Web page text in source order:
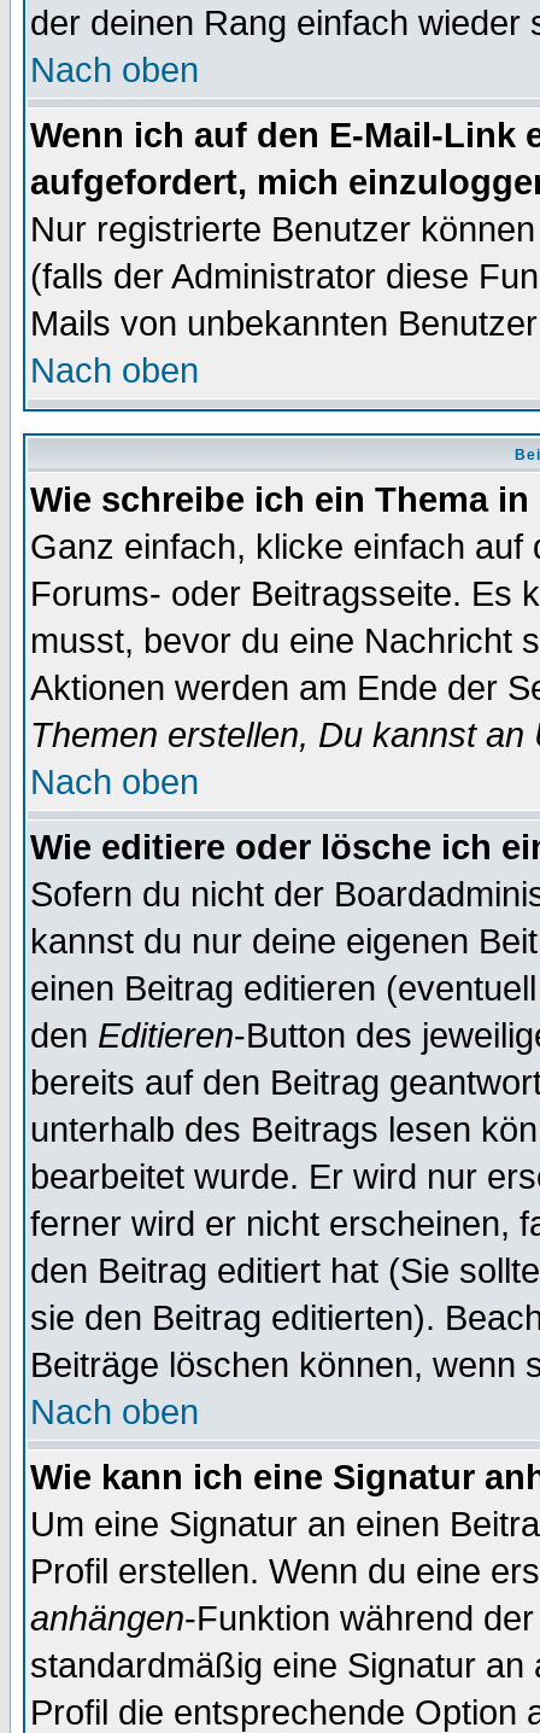
der deinen Rang einfach wieder
Nach oben
Wenn ich auf den E-Mail-Link
aufgefordert, mich
Nur registrierte Benutzer
(falls der Administrator diese
Mails von unbekannten
Nach oben
Wie schreibe ich ein Thema
Ganz einfach, klicke einfach
Forums- oder Beitragsseite. Es
musst, bevor du eine Nachricht
Aktionen werden am Ende der
Themen erstellen, Du kannst
Nach oben
Wie editiere oder lösche ich
Sofern du nicht der
kannst du nur deine eigenen
einen Beitrag editieren
den Editieren-Button des
bereits auf den Beitrag
unterhalb des Beitrags lesen
bearbeitet wurde. Er wird nur
ferner wird er nicht erscheinen,
den Beitrag editiert hat (Sie
sie den Beitrag editierten).
Beiträge löschen können, wenn
Nach oben
Wie kann ich eine Signatur
Um eine Signatur an einen
Profil erstellen. Wenn du eine
anhängen-Funktion während
standardmäßig eine Signatur
Profil die entsprechende Option